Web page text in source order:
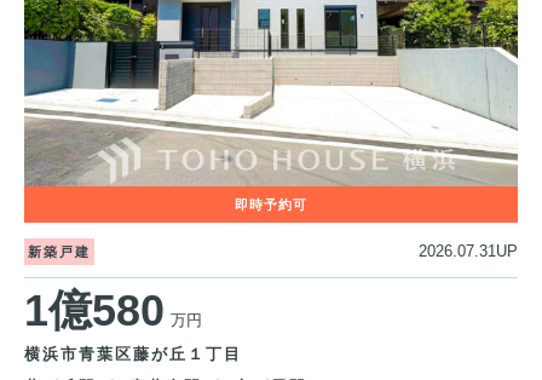
新築戸建 2026.07.31UP
1億580 万円
横浜市青葉区藤が丘１丁目